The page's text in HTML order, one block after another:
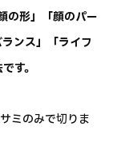
の形」「顔のパー
ンス」「ライフ
す。
ミのみで切りま